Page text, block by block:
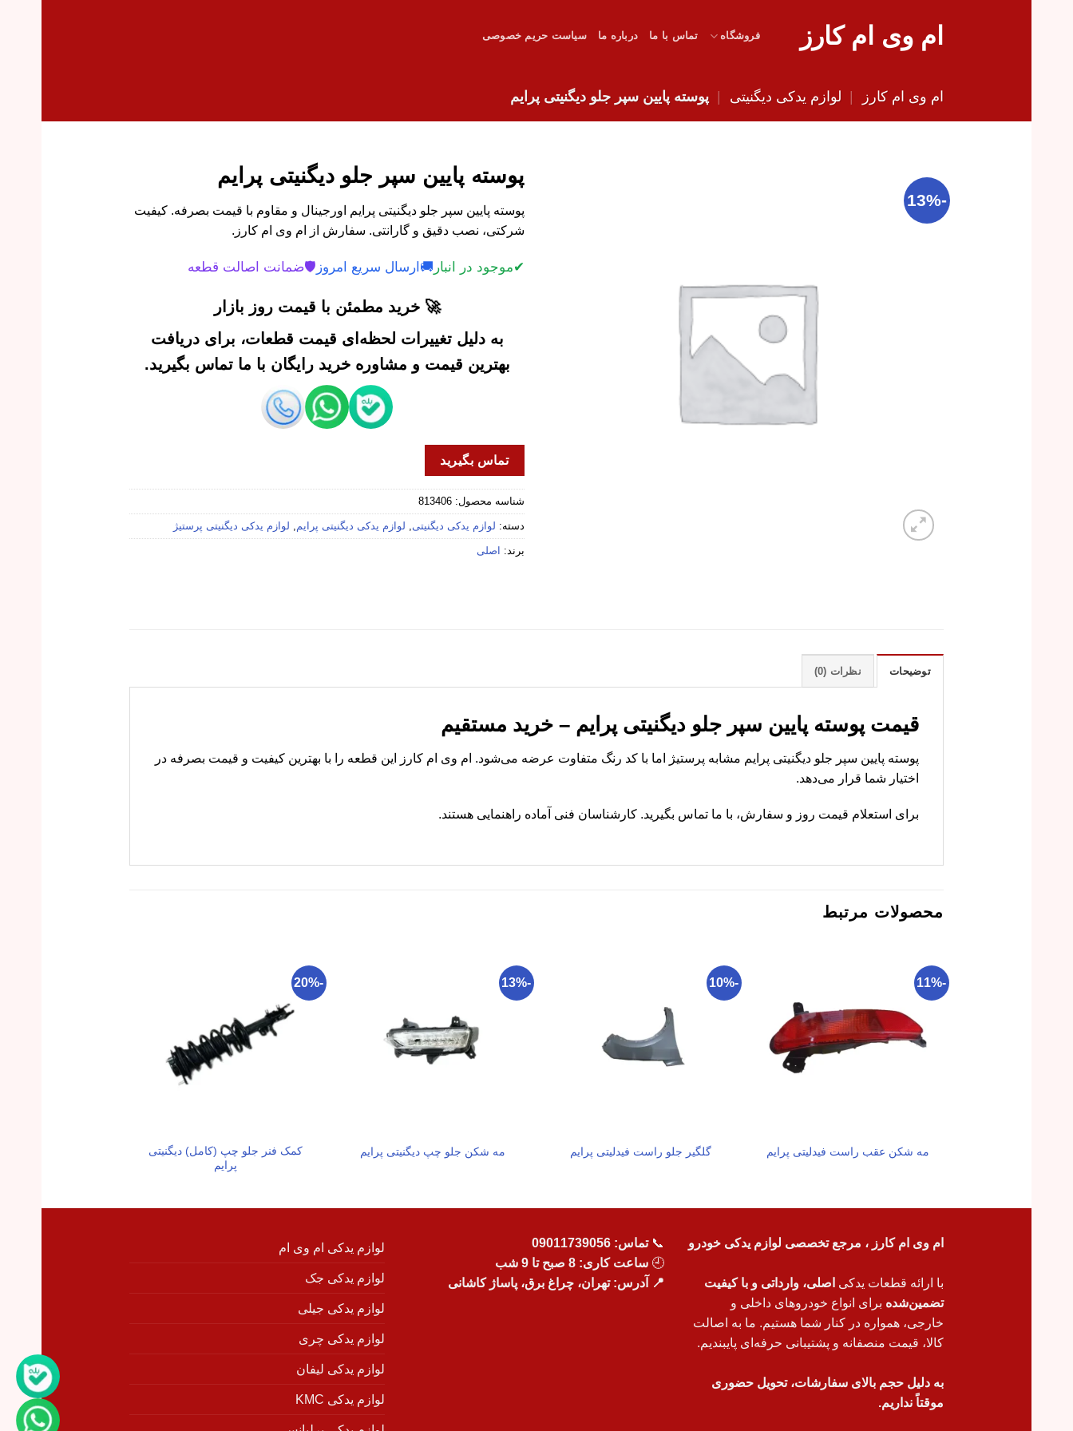
ام وی ام کارز فروشگاه تماس با ما درباره ما سیاست حریم خصوصی
ام وی ام کارز | لوازم یدکی دیگنیتی | پوسته پایین سپر جلو دیگنیتی پرایم
-13%
پوسته پایین سپر جلو دیگنیتی پرایم
پوسته پایین سپر جلو دیگنیتی پرایم اورجینال و مقاوم با قیمت بصرفه. کیفیت
شرکتی، نصب دقیق و گارانتی. سفارش از ام وی ام کارز.
✔موجود در انبار 🚚 ارسال سریع امروز 🛡️ضمانت اصالت قطعه
🚀 خرید مطمئن با قیمت روز بازار
به دلیل تغییرات لحظه‌ای قیمت قطعات، برای دریافت
بهترین قیمت و مشاوره خرید رایگان با ما تماس بگیرید.
تماس بگیرید
شناسه محصول: 813406
دسته: لوازم یدکی دیگنیتی لوازم یدکی دیگنیتی پرایم لوازم یدکی دیگنیتی پرستیژ
برند: اصلی
توضیحات نظرات (0)
قیمت پوسته پایین سپر جلو دیگنیتی پرایم – خرید مستقیم
پوسته پایین سپر جلو دیگنیتی پرایم مشابه پرستیژ اما با کد رنگ متفاوت عرضه می‌شود. ام وی ام کارز این قطعه را با بهترین کیفیت و قیمت بصرفه در
اختیار شما قرار می‌دهد.
برای استعلام قیمت روز و سفارش، با ما تماس بگیرید. کارشناسان فنی آماده راهنمایی هستند.
محصولات مرتبط
-11%
مه شکن عقب راست فیدلیتی پرایم
-10%
گلگیر جلو راست فیدلیتی پرایم
-13%
مه شکن جلو چپ دیگنیتی پرایم
-20%
کمک فنر جلو چپ (کامل) دیگنیتی
پرایم
ام وی ام کارز ، مرجع تخصصی لوازم یدکی خودرو
با ارائه قطعات یدکی اصلی، وارداتی و با کیفیت
تضمین‌شده برای انواع خودروهای داخلی و
خارجی، همواره در کنار شما هستیم. ما به اصالت
کالا، قیمت منصفانه و پشتیبانی حرفه‌ای پایبندیم.
به دلیل حجم بالای سفارشات، تحویل حضوری
موقتاً نداریم.
📞تماس: 09011739056
🕘 ساعت کاری: 8 صبح تا 9 شب
📍 آدرس: تهران، چراغ برق، پاساژ کاشانی
لوازم یدکی ام وی ام
لوازم یدکی جک
لوازم یدکی جیلی
لوازم یدکی چری
لوازم یدکی لیفان
لوازم یدکی KMC